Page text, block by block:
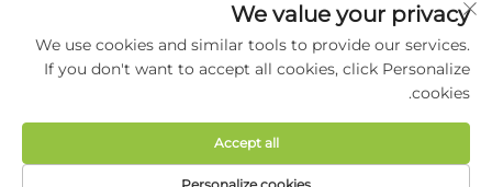
0/1000
جميع الحقوق محفوظة © 2025 لشركة EVERISE
We value your privacy
We use cookies and similar tools to provide our services.
If you don't want to accept all cookies, click Personalize
cookies.
Accept all